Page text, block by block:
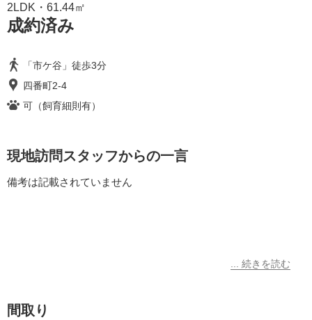
2LDK・61.44㎡
成約済み
「市ケ谷」徒歩3分
四番町2-4
可（飼育細則有）
現地訪問スタッフからの一言
備考は記載されていません
間取り